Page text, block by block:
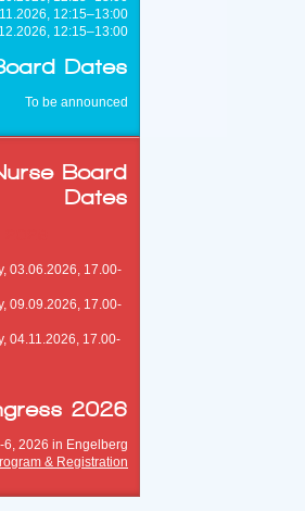
12:15–13:00
12:15–13:00
Dates
To be announced
Board
Dates
03.06.2026, 17.00-
09.09.2026, 17.00-
04.11.2026, 17.00-
2026
6, 2026 in Engelberg
& Registration